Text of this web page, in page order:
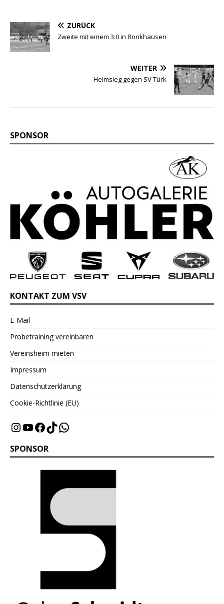
ZURÜCK
Zweite mit einem 3:0 in Rönkhausen
WEITER
Heimsieg gegen SV Türk
SPONSOR
KONTAKT ZUM VSV
E-Mail
Probetraining vereinbaren
Vereinsheim mieten
Impressum
Datenschutzerklärung
Cookie-Richtlinie (EU)
SPONSOR